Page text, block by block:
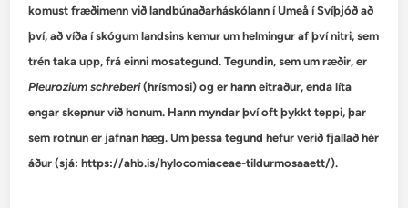
komust fræðimenn við landbúnaðarháskólann í Umeå í Svíþjóð að
því, að víða í skógum landsins kemur um helmingur af því nitri, sem
trén taka upp, frá einni mosategund. Tegundin, sem um ræðir, er
Pleurozium schreberi(hrísmosi) og er hann eitraður, enda líta
engar skepnur við honum. Hann myndar því oft þykkt teppi, þar
sem rotnun er jafnan hæg. Um þessa tegund hefur verið fjallað hér
áður (sjá: https://ahb.is/hylocomiaceae-tildurmosaaett/).